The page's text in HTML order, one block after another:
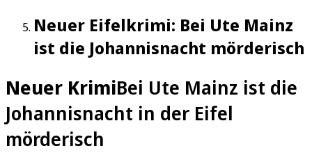
Neuer Eifelkrimi: Bei Ute Mainz
ist die Johannisnacht mörderisch
Neuer KrimiBei Ute Mainz ist die
Johannisnacht in der Eifel
mörderisch